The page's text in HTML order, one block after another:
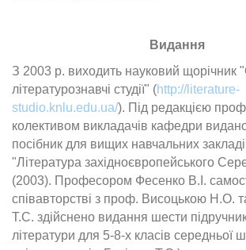
Видання
З 2003 р. виходить науковий щорічник
літературознавчі студії" (http://literature-
studio.knlu.edu.ua/). Під редакцією
колективом викладачів кафедри
посібник для вищих навчальних
"Література західноєвропейського
(2003). Професором Фесенко В.І.
співавторстві з проф. Висоцькою Н.О.
Т.С. здійснено видання шести
літератури для 5-8-х класів середньої